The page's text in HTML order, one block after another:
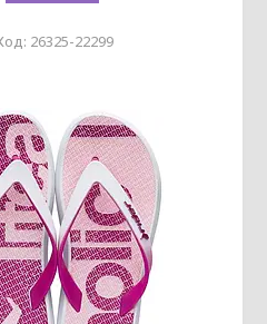
26325-22299